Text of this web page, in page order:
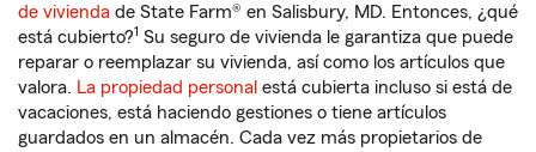
de vivienda de State Farm® en Salisbury, MD. Entonces, ¿qué
está cubierto?1 Su seguro de vivienda le garantiza que puede
reparar o reemplazar su vivienda, así como los artículos que
valora. La propiedad personal está cubierta incluso si está de
vacaciones, está haciendo gestiones o tiene artículos
guardados en un almacén. Cada vez más propietarios de